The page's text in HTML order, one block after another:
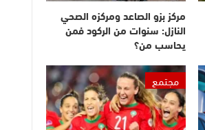
مركز بزو الصاعد ومركزه الصحي
النازل: سنوات من الركود فمن
يحاسب من؟
مجتمع